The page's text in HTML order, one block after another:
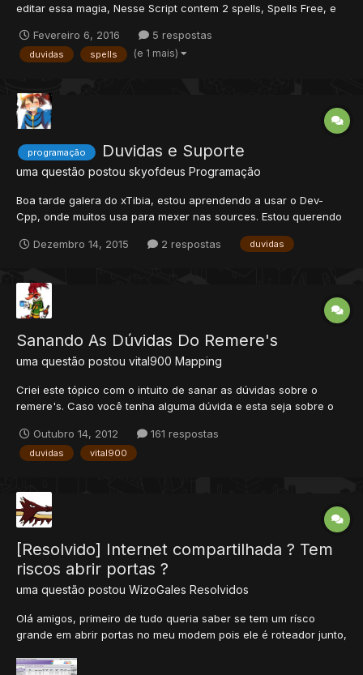
editar essa magia, Nesse Script contem 2 spells, Spells Free, e
promotion que o player poderá usar a magia, e a vip o player
terá que fazer uma quest e assim que ele termina d...
Fevereiro 6, 2016 5 respostas
duvidas spells (e 1 mais)
programação Duvidas e Suporte
uma questão postou skyofdeus Programação
Boa tarde galera do xTibia, estou aprendendo a usar o Dev-
Cpp, onde muitos usa para mexer nas sources. Estou querendo
já fiz tudo certo, porem existia 69 efeitos e consegui adiciona
Dezembro 14, 2015 2 respostas duvidas
Sanando As Dúvidas Do Remere's
uma questão postou vital900 Mapping
Criei este tópico com o intuito de sanar as dúvidas sobre o
remere's. Caso você tenha alguma dúvida e esta seja sobre o
outros membros do forúm esclareceremos esta à você. Pois
muitos são os tópicos visando problemas com este programa,
Outubro 14, 2012 161 respostas
duvidas vital900
[Resolvido] Internet compartilhada ? Tem
riscos abrir portas ?
uma questão postou WizoGales Resolvidos
Olá amigos, primeiro de tudo queria saber se tem um rísco
grande em abrir portas no meu modem pois ele é roteador junto,
tentar abrir um servidor, não consegui adicionar nem na otlist